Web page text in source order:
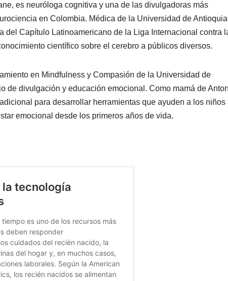
es neuróloga cognitiva y una de las divulgadoras más
en Colombia. Médica de la Universidad de
del Capítulo Latinoamericano de la Liga Internacional contra
científico sobre el cerebro a públicos diversos.
en Mindfulness y Compasión de la Universidad de
de divulgación y educación emocional. Como mamá de
para desarrollar herramientas que ayuden a los niños
emocional desde los primeros años de vida.